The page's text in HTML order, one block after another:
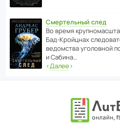
Смертельный след
Во время
Бад‑Крой­цнах
ведомства уголо­вной
и Сабина…
‹Далее›